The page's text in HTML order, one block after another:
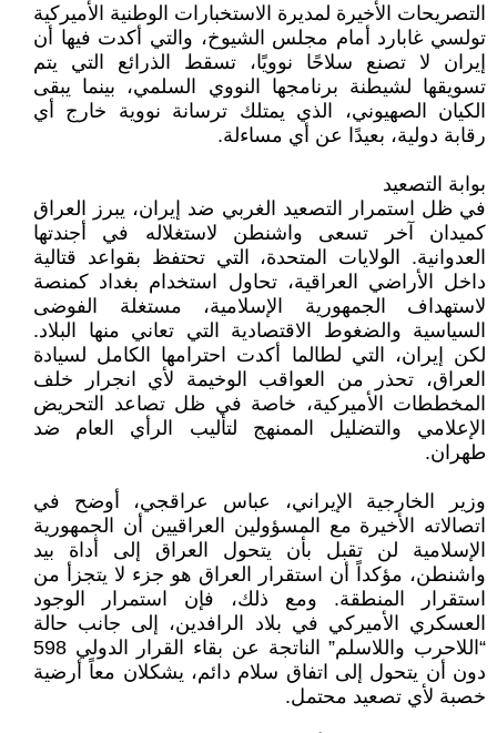
التصريحات الأخيرة لمديرة الاستخبارات الوطنية الأميركية
تولسي غابارد أمام مجلس الشيوخ، والتي أكدت فيها أن
إيران لا تصنع سلاحًا نوويًا، تسقط الذرائع التي يتم
تسويقها لشيطنة برنامجها النووي السلمي، بينما يبقى
الكيان الصهيوني، الذي يمتلك ترسانة نووية خارج أي
رقابة دولية، بعيدًا عن أي مساءلة.
بوابة التصعيد
في ظل استمرار التصعيد الغربي ضد إيران، يبرز العراق
كميدان آخر تسعى واشنطن لاستغلاله في أجندتها
العدوانية. الولايات المتحدة، التي تحتفظ بقواعد قتالية
داخل الأراضي العراقية، تحاول استخدام بغداد كمنصة
لاستهداف الجمهورية الإسلامية، مستغلة الفوضى
السياسية والضغوط الاقتصادية التي تعاني منها البلاد.
لكن إيران، التي لطالما أكدت احترامها الكامل لسيادة
العراق، تحذر من العواقب الوخيمة لأي انجرار خلف
المخططات الأميركية، خاصة في ظل تصاعد التحريض
الإعلامي والتضليل الممنهج لتأليب الرأي العام ضد
طهران.
وزير الخارجية الإيراني، عباس عراقجي، أوضح في
اتصالاته الأخيرة مع المسؤولين العراقيين أن الجمهورية
الإسلامية لن تقبل بأن يتحول العراق إلى أداة بيد
واشنطن، مؤكداً أن استقرار العراق هو جزء لا يتجزأ من
استقرار المنطقة. ومع ذلك، فإن استمرار الوجود
العسكري الأميركي في بلاد الرافدين، إلى جانب حالة
“اللاحرب واللاسلم” الناتجة عن بقاء القرار الدولي 598
دون أن يتحول إلى اتفاق سلام دائم، يشكلان معاً أرضية
خصبة لأي تصعيد محتمل.